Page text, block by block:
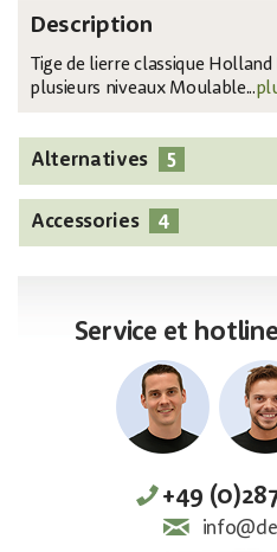
Description
Tige de lierre classique
plusieurs niveaux Moulable...
Alternatives 5
Accessories 4
Service et
+49